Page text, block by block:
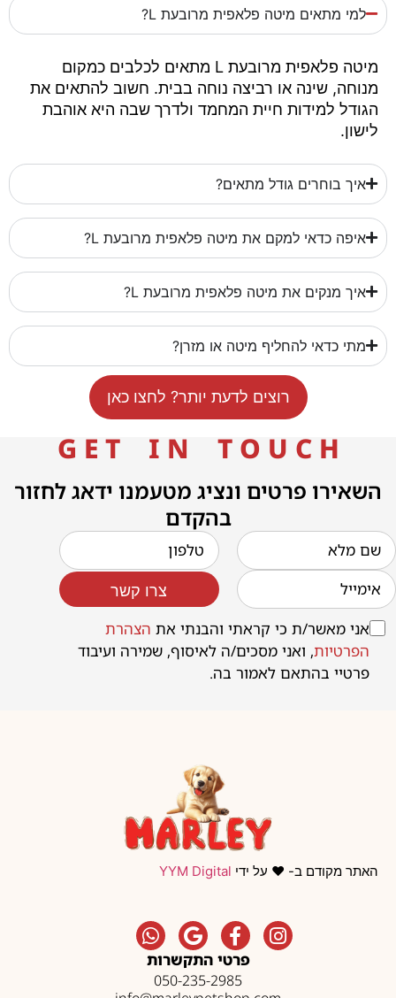
למי מתאים מיטה פלאפית מרובעת L?
מיטה פלאפית מרובעת L מתאים לכלבים כמקום
מנוחה, שינה או רביצה נוחה בבית. חשוב להתאים את
הגודל למידות חיית המחמד ולדרך שבה היא אוהבת
לישון.
איך בוחרים גודל מתאים?
איפה כדאי למקם את מיטה פלאפית מרובעת L?
איך מנקים את מיטה פלאפית מרובעת L?
מתי כדאי להחליף מיטה או מזרן?
רוצים לדעת יותר? לחצו כאן
G E T I N T O U C H
השאירו פרטים ונציג מטעמנו ידאג לחזור
בהקדם
אני מאשר/ת כי קראתי והבנתי את הצהרת
הפרטיות, ואני מסכים/ה לאיסוף, שמירה ועיבוד
פרטיי בהתאם לאמור בה.
צרו קשר
האתר מקודם ב- ❤️ על ידי YYM Digital
פרטי התקשרות
050-235-2985